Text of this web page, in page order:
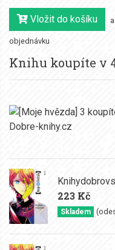
Vložit do košíku
objednávku
Knihu koupíte v
223 Kč
Skladem